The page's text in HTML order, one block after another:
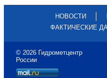
НОВОСТИ
ФАКТИЧЕСКИЕ
© 2026 Гидрометцентр
России